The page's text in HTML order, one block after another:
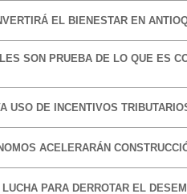
EL BIENESTAR EN
SON PRUEBA DE LO QUE ES
USO DE INCENTIVOS
ACELERARÁN
PARA DERROTAR EL